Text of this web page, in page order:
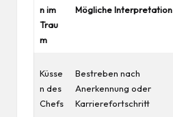
n im
Trau
m
Mögliche Interpretation
Küsse
n des
Chefs
Bestreben nach
Anerkennung oder
Karrierefortschritt